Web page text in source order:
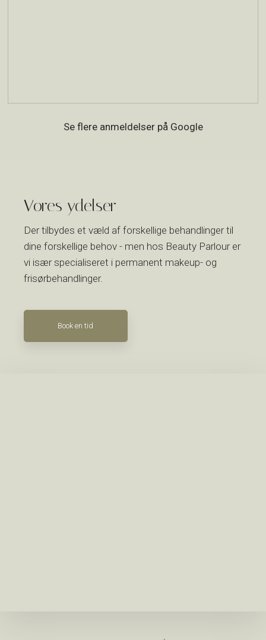
Se flere anmeldelser på Google​
Vores ydelser
Der tilbydes et væld af forskellige behandlinger til
dine forskellige behov - men hos Beauty Parlour er
vi især specialiseret i permanent makeup- og
frisørbehandlinger.
Book en tid